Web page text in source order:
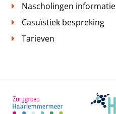
Nascholingen informatie
Casuïstiek bespreking
Tarieven